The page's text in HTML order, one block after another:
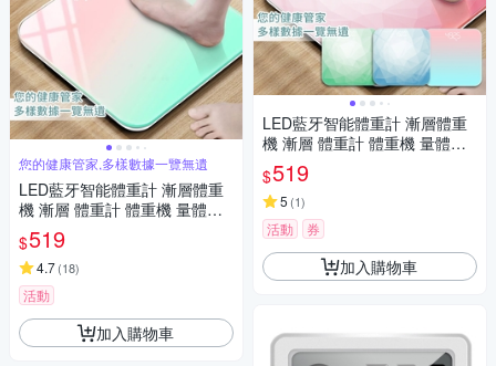
您的健康管家,多樣數據一覽無遺
LED藍牙智能體重計 漸層體重
機 漸層 體重計 體重機 量體重
體重器 體重秤 電子秤 充電款-
獨家M200精準
$519
4.7(18)
活動
加入購物車
LED藍牙智能體重計 漸層體重
機 漸層 體重計 體重機 量體重
體重器 體重秤 電子秤 充電款-
獨家鑽石 M200精準
$519
5 (1)
活動 券
加入購物車